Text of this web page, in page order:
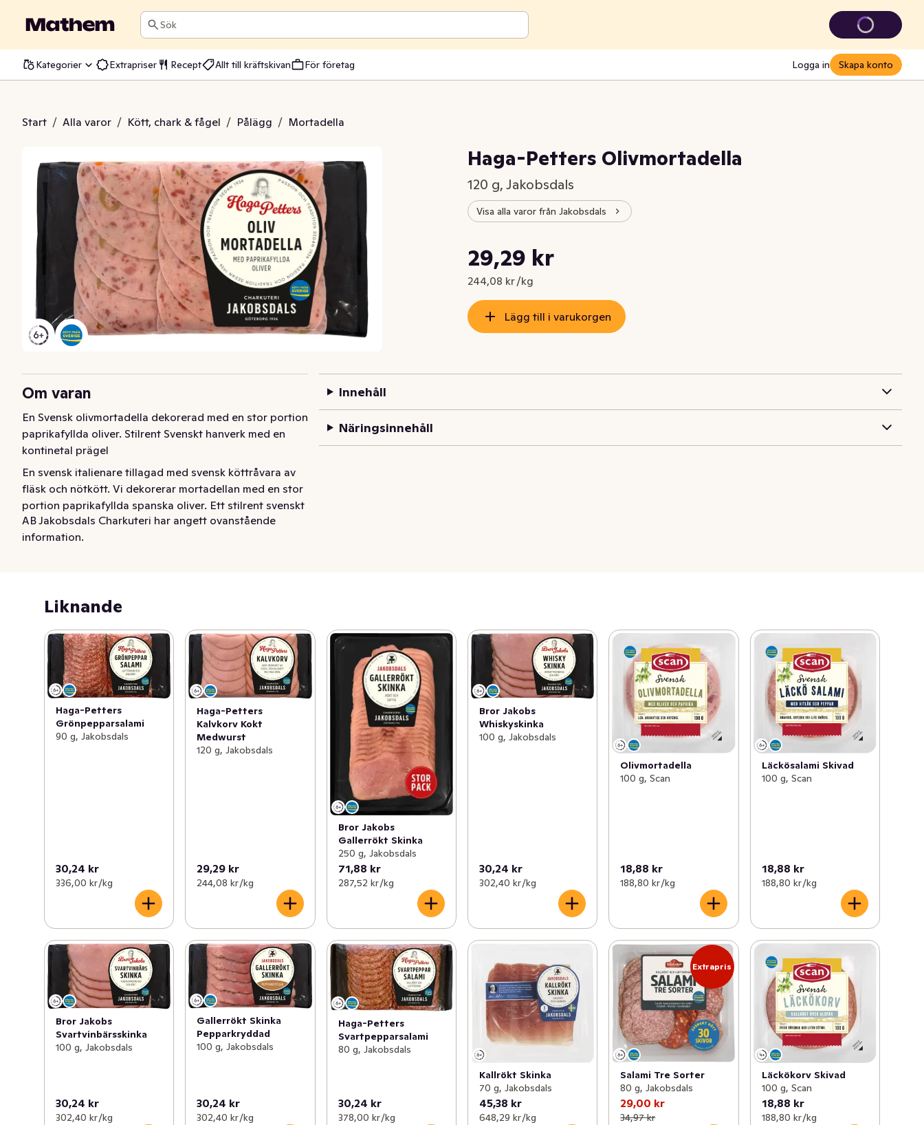
Sök
Kategorier Extrapriser Recept Allt till kräftskivan För företag Logga in Skapa konto
Start / Alla varor / Kött, chark & fågel / Pålägg / Mortadella
Olivmortadella
Haga-Petters Olivmortadella
120 g, Jakobsdals
Visa alla varor från Jakobsdals
Nuvarande pris är: 29,29 kr
29,29 kr
244,08 kr /kg
Styckpris: 244,08 kr /kg
Lägg till i varukorgen
Om varan
En Svensk olivmortadella dekorerad med en stor portion
paprikafyllda oliver. Stilrent Svenskt hanverk med en
kontinetal prägel
En svensk italienare tillagad med svensk köttråvara av
fläsk och nötkött. Vi dekorerar mortadellan med en stor
portion paprikafyllda spanska oliver. Ett stilrent svenskt
hantverk med kontinental prägel och len sälta.
AB Jakobsdals Charkuteri har angett ovanstående
information.
Innehåll
Näringsinnehåll
Liknande
Haga-Petters
Grönpepparsalami
90 g, Jakobsdals
30,24 kr
336,00 kr /kg
Haga-Petters
Kalvkorv Kokt
Medwurst
120 g, Jakobsdals
29,29 kr
244,08 kr /kg
Bror Jakobs
Gallerrökt Skinka
250 g, Jakobsdals
71,88 kr
287,52 kr /kg
Bror Jakobs
Whiskyskinka
100 g, Jakobsdals
30,24 kr
302,40 kr /kg
Olivmortadella
100 g, Scan
18,88 kr
188,80 kr /kg
Läckösalami Skivad
100 g, Scan
18,88 kr
188,80 kr /kg
Bror Jakobs
Svartvinbärsskinka
100 g, Jakobsdals
30,24 kr
302,40 kr /kg
Gallerrökt Skinka
Pepparkryddad
100 g, Jakobsdals
30,24 kr
302,40 kr /kg
Haga-Petters
Svartpepparsalami
80 g, Jakobsdals
30,24 kr
378,00 kr /kg
Kallrökt Skinka
70 g, Jakobsdals
45,38 kr
648,29 kr /kg
Extrapris
Salami Tre Sorter
80 g, Jakobsdals
29,00 kr
34,97 kr
Läckökorv Skivad
100 g, Scan
18,88 kr
188,80 kr /kg